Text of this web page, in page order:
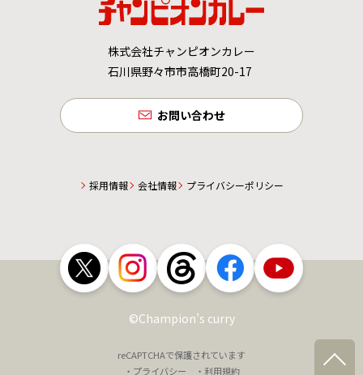
株式会社チャンピオンカレー
石川県野々市市高橋町20-17
お問い合わせ
採用情報 会社情報 プライバシーポリシー
©Champion’s curry
reCAPTCHAで保護されています
・プライバシー
・利用規約